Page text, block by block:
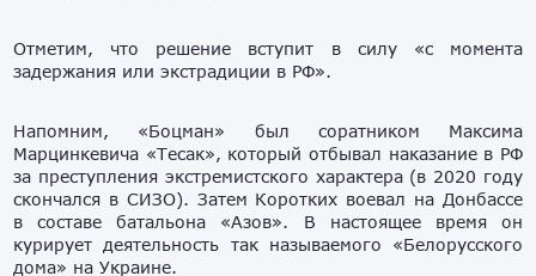
Отметим, что решение вступит в силу «с момента
задержания или экстрадиции в РФ».
Напомним, «Боцман» был соратником Максима
Марцинкевича «Тесак», который отбывал наказание в РФ
за преступления экстремистского характера (в 2020 году
скончался в СИЗО). Затем Коротких воевал на Донбассе
в составе батальона «Азов». В настоящее время он
курирует деятельность так называемого «Белорусского
дома» на Украине.